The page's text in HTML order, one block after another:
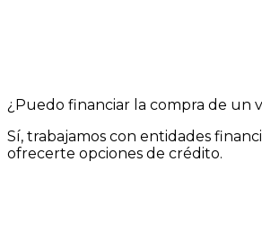
¿Puedo financiar la compra de un
Sí, trabajamos con entidades
ofrecerte opciones de crédito.